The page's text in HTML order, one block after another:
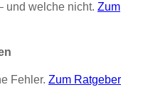
und welche nicht. Zum
Fehler. Zum Ratgeber